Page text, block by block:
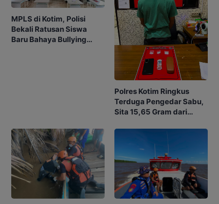
MPLS di Kotim, Polisi
Bekali Ratusan Siswa
Baru Bahaya Bullying
Polres Kotim Ringkus
Terduga Pengedar Sabu,
Sita 15,65 Gram dari